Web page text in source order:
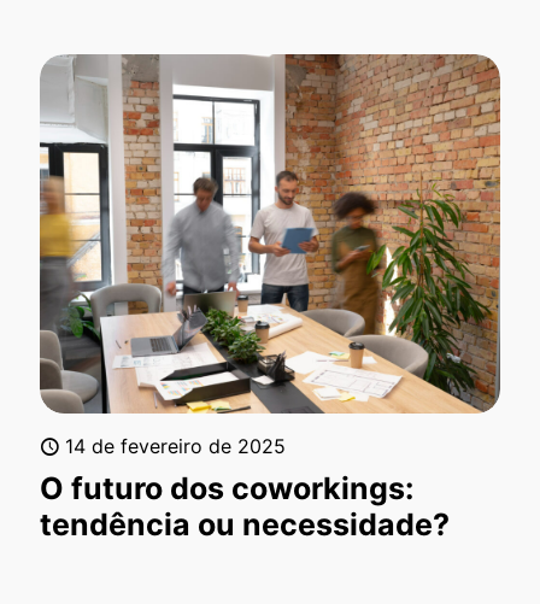
14 de fevereiro de 2025
O futuro dos coworkings:
tendência ou necessidade?